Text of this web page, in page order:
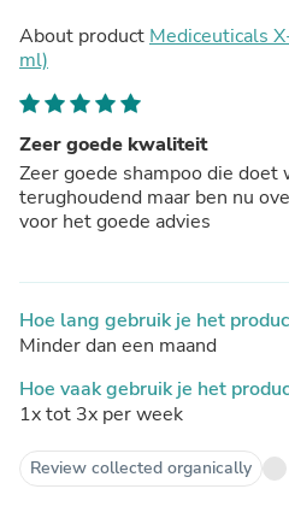
About product Mediceuticals
ml)
Zeer goede kwaliteit
Zeer goede shampoo die doet
terughoudend maar ben nu
voor het goede advies
Hoe lang gebruik je het
Minder dan een maand
Hoe vaak gebruik je het
1x tot 3x per week
Review collected organically